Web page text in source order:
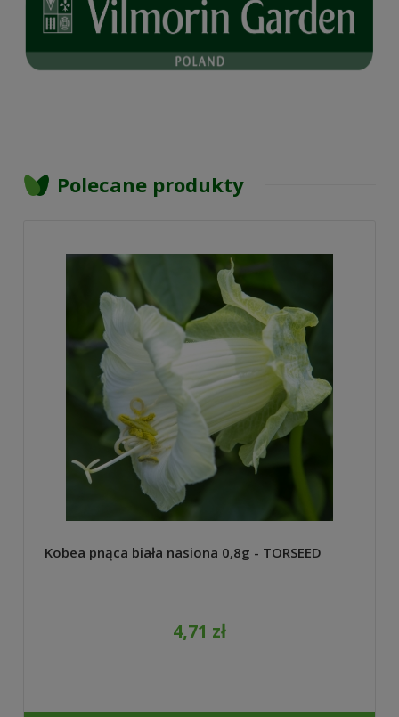
Polecane produkty
Kobea pnąca biała nasiona 0,8g - TORSEED
4,71 zł